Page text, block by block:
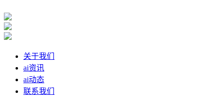
关于我们
ai资讯
ai动态
联系我们